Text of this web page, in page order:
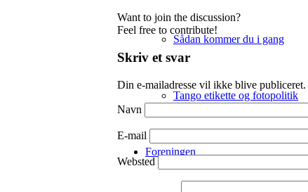
Sådan kommer du i gang
Tango etikette og fotopolitik
Foreningen
Want to join the discussion?
Feel free to contribute!
Skriv et svar
Din e-mailadresse vil ikke blive publiceret.
Navn
E-mail
Websted